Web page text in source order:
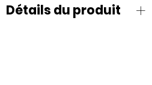
Détails du produit